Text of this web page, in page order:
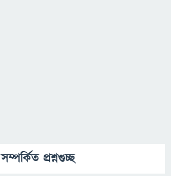
সম্পর্কিত প্রশ্নগুচ্ছ